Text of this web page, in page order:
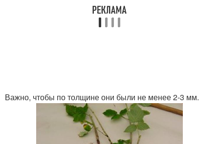
Важно, чтобы по толщине они были не менее 2-3 мм.